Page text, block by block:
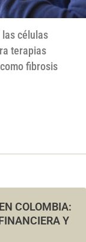
células
terapias
fibrosis
COLOMBIA:
Y